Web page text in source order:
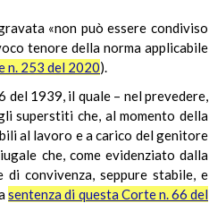
«non può essere condiviso
tenore della norma applicabile
n. 253 del 2020).
1939, il quale – nel prevedere,
superstiti che, al momento della
al lavoro e a carico del genitore
che, come evidenziato dalla
convivenza, seppure stabile, e
sentenza di questa Corte n. 66 del